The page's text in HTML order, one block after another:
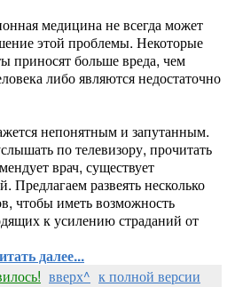
медицина не всегда может
этой проблемы. Некоторые
приносят больше вреда, чем
либо являются недостаточно
непонятным и запутанным.
по телевизору, прочитать
врач, существует
Предлагаем развеять несколько
чтобы иметь возможность
к усилению страданий от
далее...
вверх^ к полной версии